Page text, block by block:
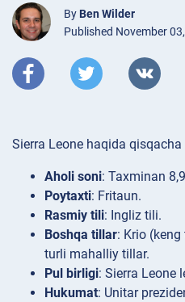
By Ben Wilder
Published November
Sierra Leone haqida qisqacha
Aholi soni: Taxminan
Poytaxti: Fritaun.
Rasmiy tili: Ingliz tili.
Boshqa tillar: Krio
turli mahalliy tillar.
Pul birligi: Sierra Leone
Hukumat: Unitar